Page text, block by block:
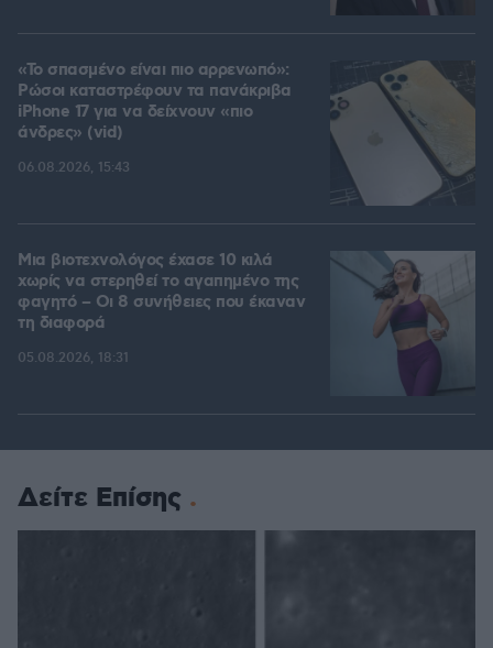
«Το σπασμένο είναι πιο αρρενωπό»:
Ρώσοι καταστρέφουν τα πανάκριβα
iPhone 17 για να δείχνουν «πιο
άνδρες» (vid)
06.08.2026, 15:43
Μια βιοτεχνολόγος έχασε 10 κιλά
χωρίς να στερηθεί το αγαπημένο της
φαγητό – Οι 8 συνήθειες που έκαναν
τη διαφορά
05.08.2026, 18:31
Δείτε Επίσης